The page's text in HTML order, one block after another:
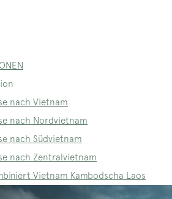
nach Vietnam
nach Nordvietnam
nach Südvietnam
nach Zentralvietnam
Vietnam Kambodscha Laos